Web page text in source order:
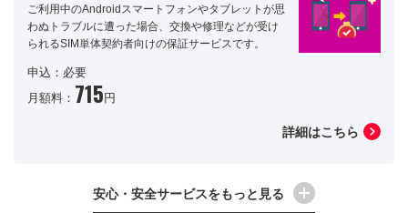
ご利用中のAndroidスマートフォンやタブレットが思
わぬトラブルに遭った場合、交換や修理などが受け
られるSIM単体契約者向けの保証サービスです。
申込：必要
月額料： 715円
詳細はこちら
安心・安全サービスをもっと見る